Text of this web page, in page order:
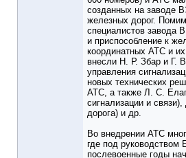
созданных на заводе
железных дорог.
специалистов завода
и приспособление к
координатных АТС и
внесли Н. Р. Збар и Г.
управления
новых технических
АТС, а также Л. С.
сигнализации и
дорога) и др.
Во внедрении АТС
где под
послевоенные годы